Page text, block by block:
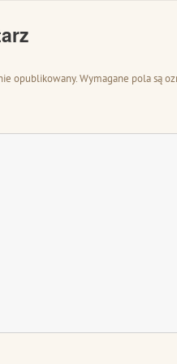
opublikowany.Wymagane pola są